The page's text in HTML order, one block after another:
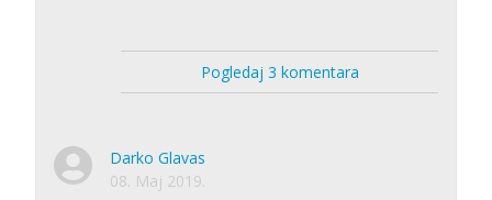
Pogledaj 3 komentara
Darko Glavas
08. Maj 2019.